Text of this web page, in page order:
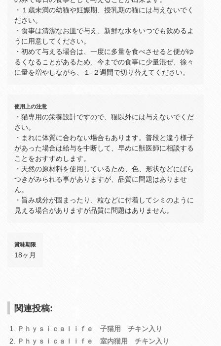
・１歳未満の幼猫や妊娠期、授乳期の猫には与えないでく
ださい。
・食事は清潔なお皿で与え、新鮮な水をいつでも飲めるよ
うに用意してください。
・初めて与える場合は、一度に多量を食べさせると便がゆ
るくなることがあるため、今までの食事に少量混ぜ、徐々
に量を増やしながら、１‐２週間で切り替えてください。
使用上の注意
・猫専用の栄養設計ですので、猫以外には与えないでくだ
さい。
・まれに体質に合わない場合もあります。普段と違う様子
があった場合は給与を中断して、早めに獣医師に相談する
ことをおすすめします。
・天然の原材料を使用しているため、色、形状などにばら
つきがみられる事がありますが、品質に問題はありませ
ん。
・旨み成分が固まったり、粒などに付着してシミのように
見える場合がありますが品質に問題はありません。
賞味期限
18ヶ月
関連投稿:
Ｐｈｙｓｉｃａｌｉｆｅ 子猫用 チキン入り
Ｐｈｙｓｉｃａｌｉｆｅ 室内猫用 チキン入り